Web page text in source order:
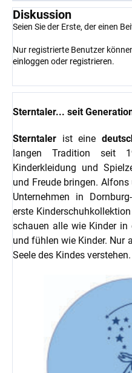
Diskussion
Seien Sie der Erste, der einen
Nur registrierte Benutzer
einloggen oder registrieren.
Sterntaler... seit
Sterntaler ist eine
langen Tradition seit
Kinderkleidung und
und Freude bringen.
Unternehmen in
erste
schauen alle wie Kinder in
und fühlen wie Kinder. Nur
Seele des Kindes verstehen.